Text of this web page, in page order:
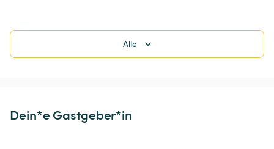
Alle
Dein*e Gastgeber*in